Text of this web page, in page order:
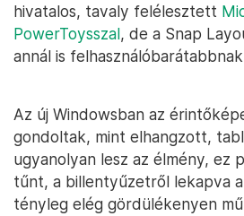
hivatalos, tavaly felélesztett
PowerToysszal, de a Snap
annál is
Az új Windowsban az
gondoltak, mint elhangzott,
ugyanolyan lesz az élmény, ez
tűnt, a billentyűzetről lekapva
tényleg elég gördülékenyen